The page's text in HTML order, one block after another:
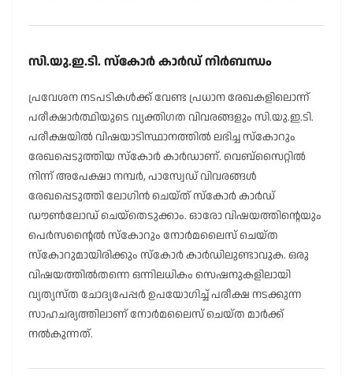
സി.യു.ഇ.ടി. സ്കോർ കാർഡ് നിർബന്ധം
പ്രവേശന നടപടികൾക്ക് വേണ്ട പ്രധാന രേഖകളിലൊന്ന്
പരീക്ഷാർത്ഥിയുടെ വ്യക്തിഗത വിവരങ്ങളും സി.യു.ഇ.ടി.
പരീക്ഷയിൽ വിഷയാടിസ്ഥാനത്തിൽ ലഭിച്ച സ്കോറും
രേഖപ്പെടുത്തിയ സ്കോർ കാർഡാണ്. വെബ്സൈറ്റിൽ
നിന്ന് അപേക്ഷാ നമ്പർ, പാസ്വേഡ് വിവരങ്ങൾ
രേഖപ്പെടുത്തി ലോഗിൻ ചെയ്ത് സ്കോർ കാർഡ്
ഡൗൺലോഡ് ചെയ്തെടുക്കാം. ഓരോ വിഷയത്തിൻ്റെയും
പെർസൻ്റൈൽ സ്കോറും നോർമലൈസ് ചെയ്ത
സ്കോറുമായിരിക്കും സ്കോർ കാർഡിലുണ്ടാവുക. ഒരു
വിഷയത്തിൽതന്നെ ഒന്നിലധികം സെഷനുകളിലായി
വ്യത്യസ്ത ചോദ്യപേപ്പർ ഉപയോഗിച്ച് പരീക്ഷ നടക്കുന്ന
സാഹചര്യത്തിലാണ് നോർമലൈസ് ചെയ്ത മാർക്ക്
നൽകുന്നത്.